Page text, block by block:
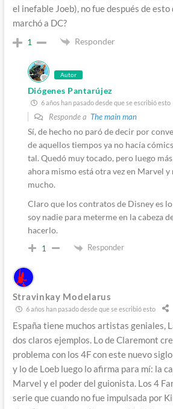
el inefable Joeb), no fue después de esto
marchó a DC?
1 Responder
Autor
Diógenes Pantarújez
6 años han pasado desde que se escribió esto
Responde a The main man
Sí, de hecho no paró de decir por
de aquellos tiempos ya no hacía
tal. Quedó muy tocado, pero luego
ahora mismo está otra vez en Marvel y
mucho.
Claro que los contratos de Disney es
soy nadie para meterme en la cabeza
hacerlo.
1 Responder
Stravinkay Modelarus
6 años han pasado desde que se escribió esto
España tiene muchos artistas geniales,
dos claros ejemplos. Lo de Claremont
problema con los 4F con este nuevo siglo
y lo de Loeb luego lo afirma para mí: la
Marvel y el poder del guionista. Los 4
serie que cuando no fue impulsada por